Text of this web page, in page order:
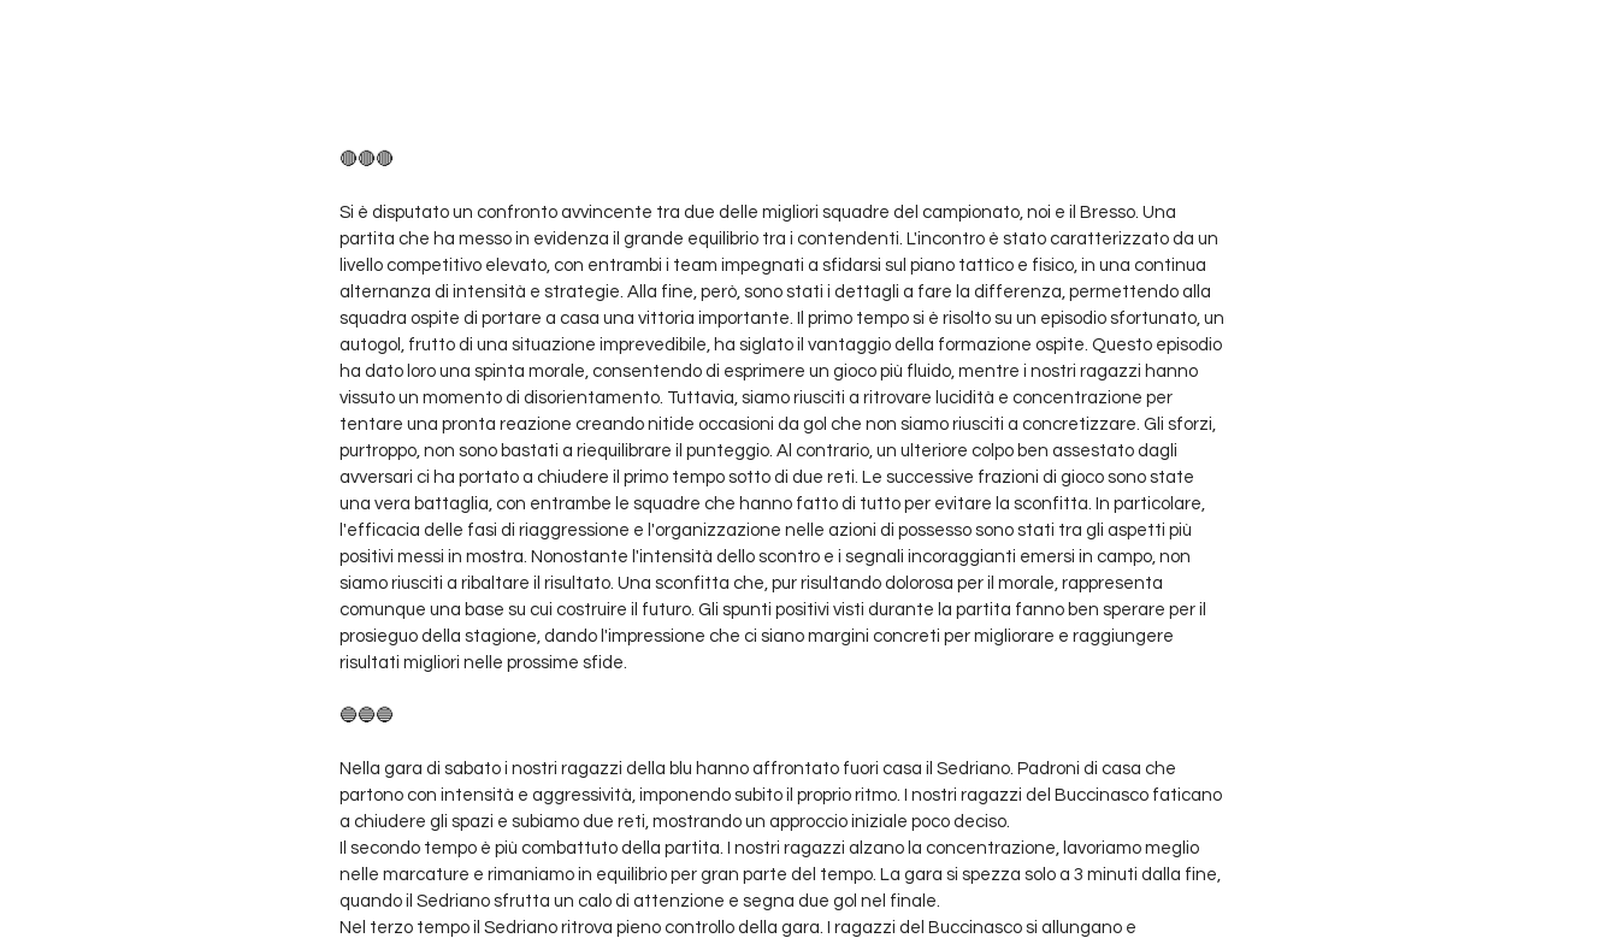
🔴🔴🔴
Si è disputato un confronto avvincente tra due delle migliori squadre del campionato, noi e il Bresso. Una
partita che ha messo in evidenza il grande equilibrio tra i contendenti. L'incontro è stato caratterizzato da un
livello competitivo elevato, con entrambi i team impegnati a sfidarsi sul piano tattico e fisico, in una continua
alternanza di intensità e strategie. Alla fine, però, sono stati i dettagli a fare la differenza, permettendo alla
squadra ospite di portare a casa una vittoria importante. Il primo tempo si è risolto su un episodio sfortunato, un
autogol, frutto di una situazione imprevedibile, ha siglato il vantaggio della formazione ospite. Questo episodio
ha dato loro una spinta morale, consentendo di esprimere un gioco più fluido, mentre i nostri ragazzi hanno
vissuto un momento di disorientamento. Tuttavia, siamo riusciti a ritrovare lucidità e concentrazione per
tentare una pronta reazione creando nitide occasioni da gol che non siamo riusciti a concretizzare. Gli sforzi,
purtroppo, non sono bastati a riequilibrare il punteggio. Al contrario, un ulteriore colpo ben assestato dagli
avversari ci ha portato a chiudere il primo tempo sotto di due reti. Le successive frazioni di gioco sono state
una vera battaglia, con entrambe le squadre che hanno fatto di tutto per evitare la sconfitta. In particolare,
l'efficacia delle fasi di riaggressione e l'organizzazione nelle azioni di possesso sono stati tra gli aspetti più
positivi messi in mostra. Nonostante l'intensità dello scontro e i segnali incoraggianti emersi in campo, non
siamo riusciti a ribaltare il risultato. Una sconfitta che, pur risultando dolorosa per il morale, rappresenta
comunque una base su cui costruire il futuro. Gli spunti positivi visti durante la partita fanno ben sperare per il
prosieguo della stagione, dando l'impressione che ci siano margini concreti per migliorare e raggiungere
risultati migliori nelle prossime sfide.
🔵🔵🔵
Nella gara di sabato i nostri ragazzi della blu hanno affrontato fuori casa il Sedriano. Padroni di casa che
partono con intensità e aggressività, imponendo subito il proprio ritmo. I nostri ragazzi del Buccinasco faticano
a chiudere gli spazi e subiamo due reti, mostrando un approccio iniziale poco deciso.
Il secondo tempo è più combattuto della partita. I nostri ragazzi alzano la concentrazione, lavoriamo meglio
nelle marcature e rimaniamo in equilibrio per gran parte del tempo. La gara si spezza solo a 3 minuti dalla fine,
quando il Sedriano sfrutta un calo di attenzione e segna due gol nel finale.
Nel terzo tempo il Sedriano ritrova pieno controllo della gara. I ragazzi del Buccinasco si allungano e